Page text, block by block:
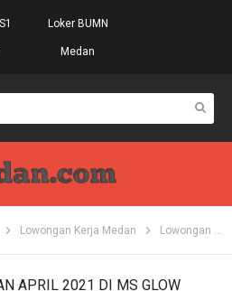
Loker BUMN
Medan
Lowongan Kerja Medan Lowongan Kerja S1
APRIL 2021 DI MS GLOW